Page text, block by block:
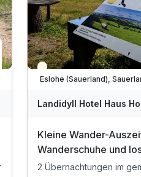
Teilweise ausgelastet
Eslohe (Sauerland),
Landidyll Hotel Haus
Kleine Wander-Auszeit - rein in
Wanderschuhe und
2 Übernachtungen im